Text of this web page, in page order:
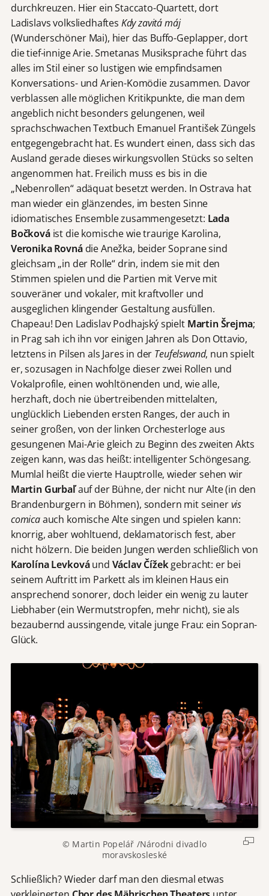
durchkreuzen. Hier ein Staccato-Quartett, dort
Ladislavs volksliedhaftes Kdy zavitá máj
(Wunderschöner Mai), hier das Buffo-Geplapper, dort
die tief-innige Arie. Smetanas Musiksprache führt das
alles im Stil einer so lustigen wie empfindsamen
Konversations- und Arien-Komödie zusammen. Davor
verblassen alle möglichen Kritikpunkte, die man dem
angeblich nicht besonders gelungenen, weil
sprachschwachen Textbuch Emanuel František Züngels
entgegengebracht hat. Es wundert einen, dass sich das
Ausland gerade dieses wirkungsvollen Stücks so selten
angenommen hat. Freilich muss es bis in die
„Nebenrollen“ adäquat besetzt werden. In Ostrava hat
man wieder ein glänzendes, im besten Sinne
idiomatisches Ensemble zusammengesetzt: Lada
Bočková ist die komische wie traurige Karolina,
Veronika Rovná die Anežka, beider Soprane sind
gleichsam „in der Rolle“ drin, indem sie mit den
Stimmen spielen und die Partien mit Verve mit
souveräner und vokaler, mit kraftvoller und
ausgeglichen klingender Gestaltung ausfüllen.
Chapeau! Den Ladislav Podhajský spielt Martin Šrejma;
in Prag sah ich ihn vor einigen Jahren als Don Ottavio,
letztens in Pilsen als Jares in der Teufelswand, nun spielt
er, sozusagen in Nachfolge dieser zwei Rollen und
Vokalprofile, einen wohltönenden und, wie alle,
herzhaft, doch nie übertreibenden mittelalten,
unglücklich Liebenden ersten Ranges, der auch in
seiner großen, von der linken Orchesterloge aus
gesungenen Mai-Arie gleich zu Beginn des zweiten Akts
zeigen kann, was das heißt: intelligenter Schöngesang.
Mumlal heißt die vierte Hauptrolle, wieder sehen wir
Martin Gurbaľauf der Bühne, der nicht nur Alte (in den
Brandenburgern in Böhmen), sondern mit seinervis
comicaauch komische Alte singen und spielen kann:
knorrig, aber wohltuend, deklamatorisch fest, aber
nicht hölzern. Die beiden Jungen werden schließlich von
Karolína Levkováund Václav Čížekgebracht: er bei
seinem Auftritt im Parkett als im kleinen Haus ein
ansprechend sonorer, doch leider ein wenig zu lauter
Liebhaber (ein Wermutstropfen, mehr nicht), sie als
bezaubernd aussingende, vitale junge Frau: ein Sopran-
Glück.
© Martin Popelář /Národni divadlo
moravskosleské
Schließlich? Wieder darf man den diesmal etwas